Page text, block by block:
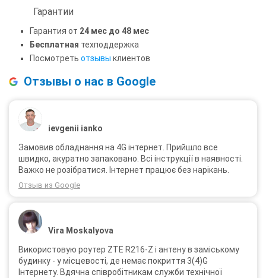
Гарантии
Гарантия от 24 мес до 48 мес
Бесплатная техподдержка
Посмотреть отзывы клиентов
Отзывы о нас в Google
ievgenii ianko
Замовив обладнання на 4G інтернет. Прийшло все
швидко, акуратно запаковано. Всі інструкції в наявності.
Важко не розібратися. Інтернет працює без нарікань.
Отзыв из Google
Vira Moskalyova
Використовую роутер ZTE R216-Z і антену в заміському
будинку - у місцевості, де немає покриття 3(4)G
Інтернету. Вдячна співробітникам служби технічної